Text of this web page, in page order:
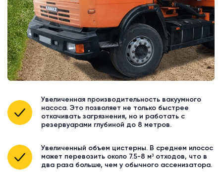
Увеличенная производительность вакуумного
насоса. Это позволяет не только быстрее
откачивать загрязнения, но и работать с
резервуарами глубиной до 8 метров.
Увеличенный объем цистерны. В среднем илосос
может перевозить около 7.5-8 м³ отходов, что в
два раза больше, чем у обычного ассенизатора.